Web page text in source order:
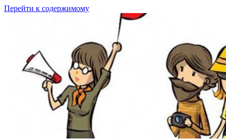
Перейти к содержимому